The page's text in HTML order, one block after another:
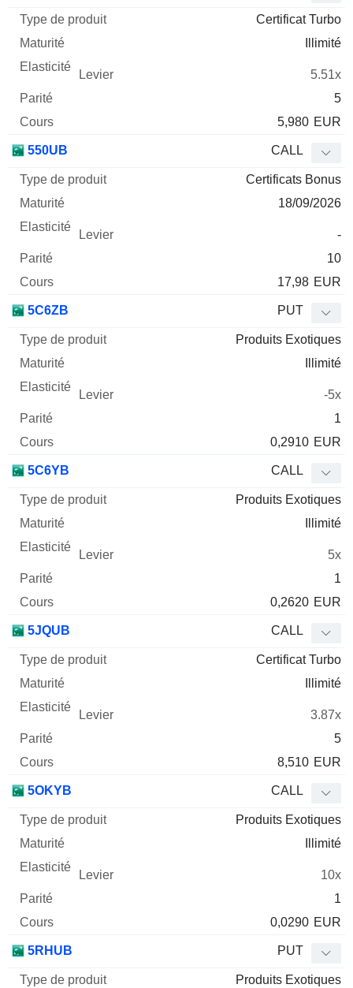
Certificat Turbo
Illimité
5.51x
5
5,980 EUR
550UB CALL
Certificats Bonus
18/09/2026
-
10
17,98 EUR
5C6ZB PUT
Produits Exotiques
Illimité
-5x
1
0,2910 EUR
5C6YB CALL
Produits Exotiques
Illimité
5x
1
0,2620 EUR
5JQUB CALL
Certificat Turbo
Illimité
3.87x
5
8,510 EUR
5OKYB CALL
Produits Exotiques
Illimité
10x
1
0,0290 EUR
5RHUB PUT
Produits Exotiques